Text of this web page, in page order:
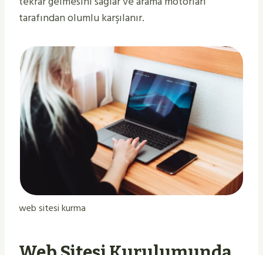
tarafından olumlu karşılanır.
web sitesi kurma